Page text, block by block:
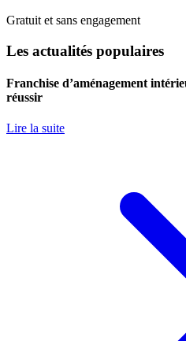
Gratuit et sans engagement
Les actualités populaires
Franchise d’aménagement
réussir
Lire la suite